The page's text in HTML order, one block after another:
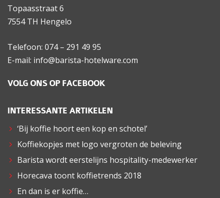
Topaasstraat 6
7554 TH Hengelo
Telefoon: 074 – 291 49 95
E-mail: info@barista-hotelware.com
VOLG ONS OP FACEBOOK
INTERESSANTE ARTIKELEN
‘Bij koffie hoort een kop en schotel’
Koffiekopjes met logo vergroten de beleving
Barista wordt eerstelijns hospitality-medewerker
Horecava toont koffietrends 2018
En dan is er koffie…